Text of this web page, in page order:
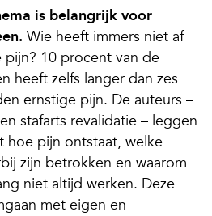
is belangrijk voor
Wie heeft immers niet af
pijn? 10 procent van de
heeft zelfs langer dan zes
ernstige pijn. De auteurs –
stafarts revalidatie – leggen
hoe pijn ontstaat, welke
zijn betrokken en waarom
niet altijd werken. Deze
met eigen en